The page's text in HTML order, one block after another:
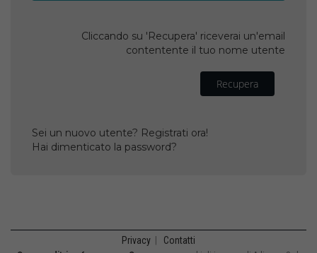
Cliccando su 'Recupera' riceverai un'email
contentente il tuo nome utente
Recupera
Sei un nuovo utente? Registrati ora!
Hai dimenticato la password?
Privacy Contatti